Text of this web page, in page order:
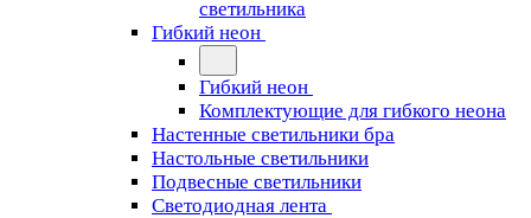
светильника
Гибкий неон
Гибкий неон
Комплектующие для гибкого неона
Настенные светильники бра
Настольные светильники
Подвесные светильники
Светодиодная лента